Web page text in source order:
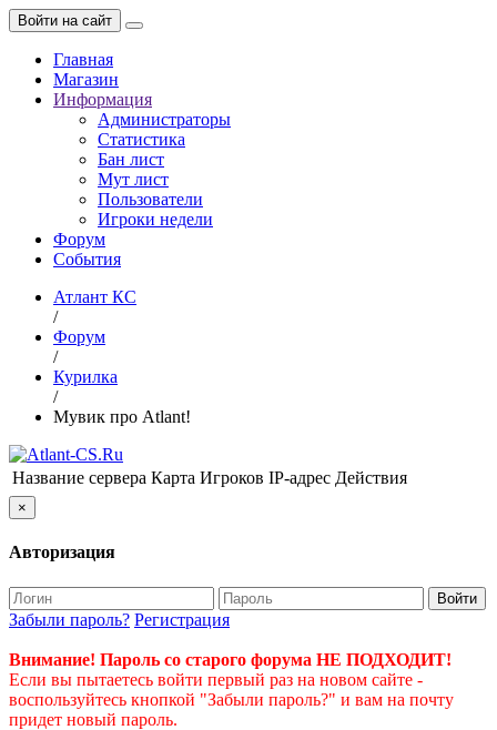
Войти на сайт
Главная
Магазин
Информация
Администраторы
Статистика
Бан лист
Мут лист
Пользователи
Игроки недели
Форум
События
Атлант КС
/
Форум
/
Курилка
/
Мувик про Atlant!
Название сервера Карта Игроков IP-адрес Действия
×
Авторизация
Войти
Забыли пароль? Регистрация
Внимание! Пароль со старого форума НЕ ПОДХОДИТ!
Если вы пытаетесь войти первый раз на новом сайте -
воспользуйтесь кнопкой "Забыли пароль?" и вам на почту
придет новый пароль.